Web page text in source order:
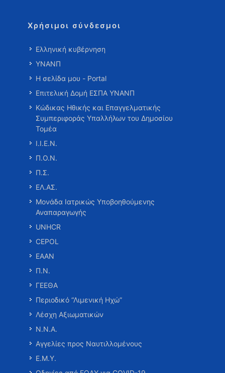
Χρήσιμοι σύνδεσμοι
Ελληνική κυβέρνηση
ΥΝΑΝΠ
Η σελίδα μου - Portal
Επιτελική Δομή ΕΣΠΑ ΥΝΑΝΠ
Κώδικας Ηθικής και Επαγγελματικής
Συμπεριφοράς Υπαλλήλων του Δημοσίου
Τομέα
Ι.Ι.Ε.Ν.
Π.Ο.Ν.
Π.Σ.
ΕΛ.ΑΣ.
Μονάδα Ιατρικώς Υποβοηθούμενης
Αναπαραγωγής
UNHCR
CEPOL
ΕΑΑΝ
Π.Ν.
ΓΕΕΘΑ
Περιοδικό “Λιμενική Ηχώ”
Λέσχη Αξιωματικών
Ν.Ν.Α.
Αγγελίες προς Ναυτιλλομένους
Ε.Μ.Υ.